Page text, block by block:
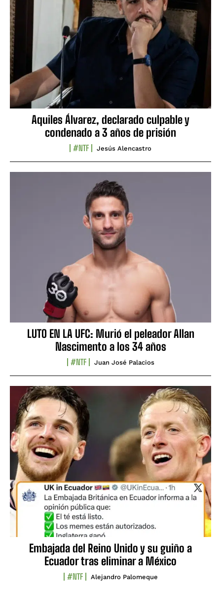
Aquiles Álvarez, declarado culpable y
condenado a 3 años de prisión
#NTF Jesús Alencastro
LUTO EN LA UFC: Murió el peleador Allan
Nascimento a los 34 años
#NTF Juan José Palacios
Embajada del Reino Unido y su guiño a
Ecuador tras eliminar a México
#NTF Alejandro Palomeque